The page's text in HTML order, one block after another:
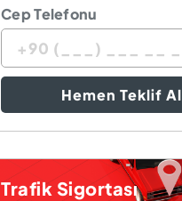
Cep Telefonu
Hemen Teklif Al
Trafik Sigortası